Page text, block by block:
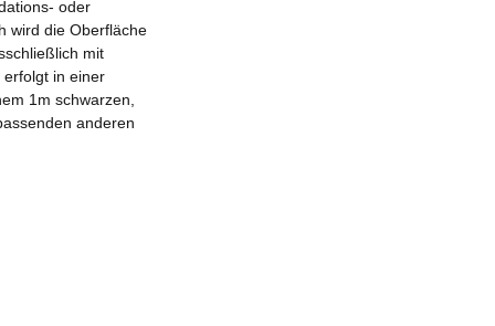
oder
wird die Oberfläche
mit
in einer
1m schwarzen,
anderen